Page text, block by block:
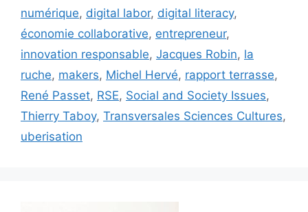
numérique, digital labor, digital literacy,
économie collaborative, entrepreneur,
innovation responsable, Jacques Robin, la
ruche, makers, Michel Hervé, rapport terrasse,
René Passet, RSE, Social and Society Issues,
Thierry Taboy, Transversales Sciences Cultures,
uberisation